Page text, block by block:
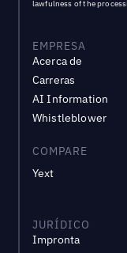
lawfulness of the
EMPRESA
Acerca de
Carreras
AI Information
Whistleblower
COMPARE
Yext
JURÍDICO
Impronta